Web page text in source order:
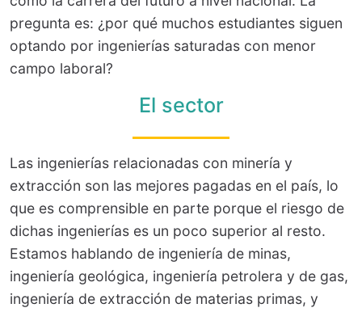
pregunta es: ¿por qué muchos estudiantes siguen
optando por ingenierías saturadas con menor
campo laboral?
El sector
Las ingenierías relacionadas con minería y
extracción son las mejores pagadas en el país, lo
que es comprensible en parte porque el riesgo de
dichas ingenierías es un poco superior al resto.
Estamos hablando de ingeniería de minas,
ingeniería geológica, ingeniería petrolera y de gas,
ingeniería de extracción de materias primas, y